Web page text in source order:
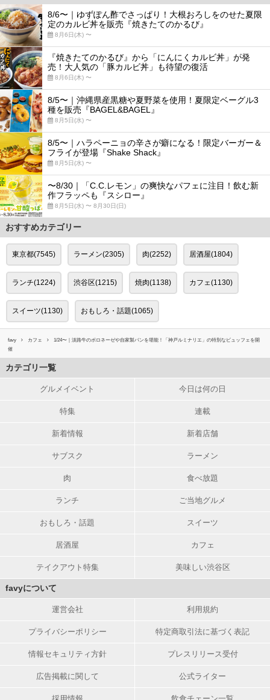
8/6〜｜ゆずぽん酢でさっぱり！大根おろしをのせた夏限
定のカルビ丼を販売『焼きたてのかるび』
8月6日(木) 〜
『焼きたてのかるび』から「にんにくカルビ丼」が発
売！大人気の「豚カルビ丼」も待望の復活
8月6日(木) 〜
8/5〜｜沖縄県産黒糖や夏野菜を使用！夏限定ベーグル3
種を販売『BAGEL&BAGEL』
8月5日(水) 〜
8/5〜｜ハラペーニョの辛さが癖になる！限定バーガー＆
フライが登場『Shake Shack』
8月5日(水) 〜
〜8/30｜「C.C.レモン」の爽快なパフェに注目！飲む新
作フラッペも『スシロー』
8月5日(水) 〜 8月30日(日)
おすすめカテゴリー
東京都(7545) ラーメン(2305) 肉(2252) 居酒屋(1804)
ランチ(1224) 渋谷区(1215) 焼肉(1138) カフェ(1130)
スイーツ(1130) おもしろ・話題(1065)
favy カフェ
1/24〜｜淡路牛のボロネーゼや自家製パンを堪能！「神戸ルミナリエ」の特別なビュッフェを開
催
カテゴリ一覧
グルメイベント 今日は何の日
特集 連載
新着情報 新着店舗
サブスク ラーメン
肉 食べ放題
ランチ ご当地グルメ
おもしろ・話題 スイーツ
居酒屋 カフェ
テイクアウト特集 美味しい渋谷区
favyについて
運営会社 利用規約
プライバシーポリシー 特定商取引法に基づく表記
情報セキュリティ方針 プレスリリース受付
広告掲載に関して 公式ライター